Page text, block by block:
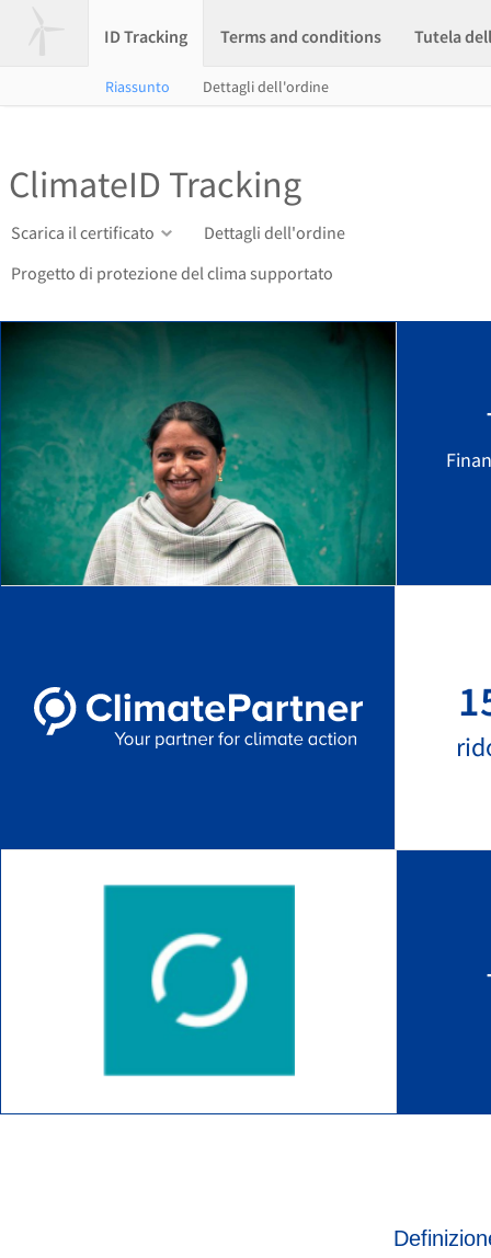
ID Tracking Terms and conditions Tutela
Riassunto Dettagli dell'ordine
ClimateID Tracking
Scarica il certificato
Dettagli dell'ordine
Progetto di protezione del clima supportato